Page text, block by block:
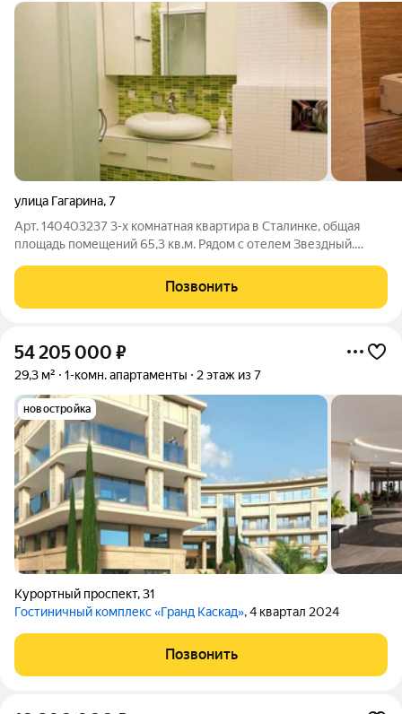
улица Гагарина,7
Арт. 140403237 3-х комнатная квартира в Сталинке, общая
площадь помещений 65,3 кв.м. Рядом с отелем Звездный.
до пляжа Ривьера, в шаговой доступности речная набережная
и парк, Цветной
Позвонить
54 205 000 ₽
29,3 м² 1-комн. апартаменты 2 этаж из 7
новостройка
Курортный проспект,31
Гостиничный комплекс «Гранд Каскад», 4 квартал 2024
Позвонить